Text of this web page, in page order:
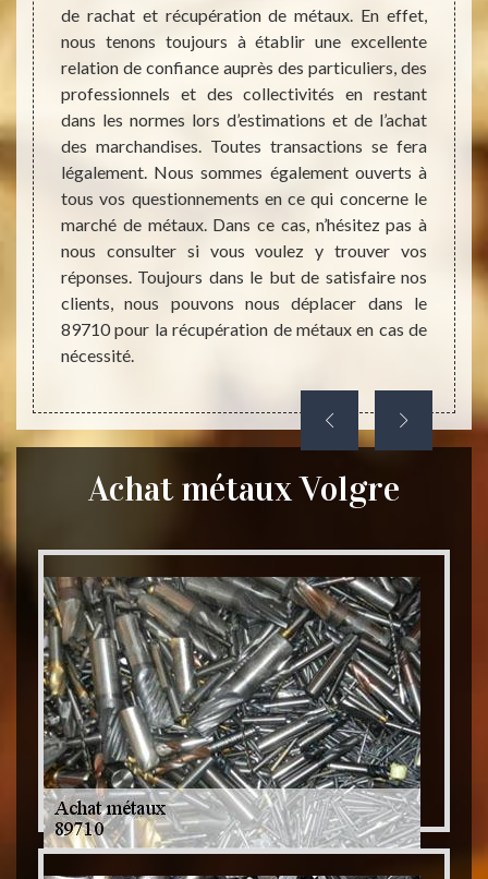
les
en
une
le
de
de rachat et récupération de métaux. En effet,
nous tenons toujours à établir une excellente
relation de confiance auprès des particuliers, des
professionnels et des collectivités en restant
dans les normes lors d’estimations et de l’achat
des marchandises. Toutes transactions se fera
légalement. Nous sommes également ouverts à
tous vos questionnements en ce qui concerne le
marché de métaux. Dans ce cas, n’hésitez pas à
nous consulter si vous voulez y trouver vos
réponses. Toujours dans le but de satisfaire nos
clients, nous pouvons nous déplacer dans le
89710 pour la récupération de métaux en cas de
nécessité.
un
de
Achat métaux Volgre